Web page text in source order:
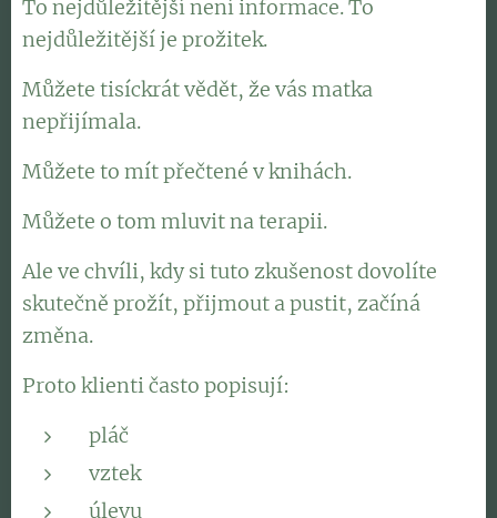
To nejdůležitější není informace. To
nejdůležitější je prožitek.
Můžete tisíckrát vědět, že vás matka
nepřijímala.
Můžete to mít přečtené v knihách.
Můžete o tom mluvit na terapii.
Ale ve chvíli, kdy si tuto zkušenost dovolíte
skutečně prožít, přijmout a pustit, začíná
změna.
Proto klienti často popisují:
pláč
vztek
úlevu